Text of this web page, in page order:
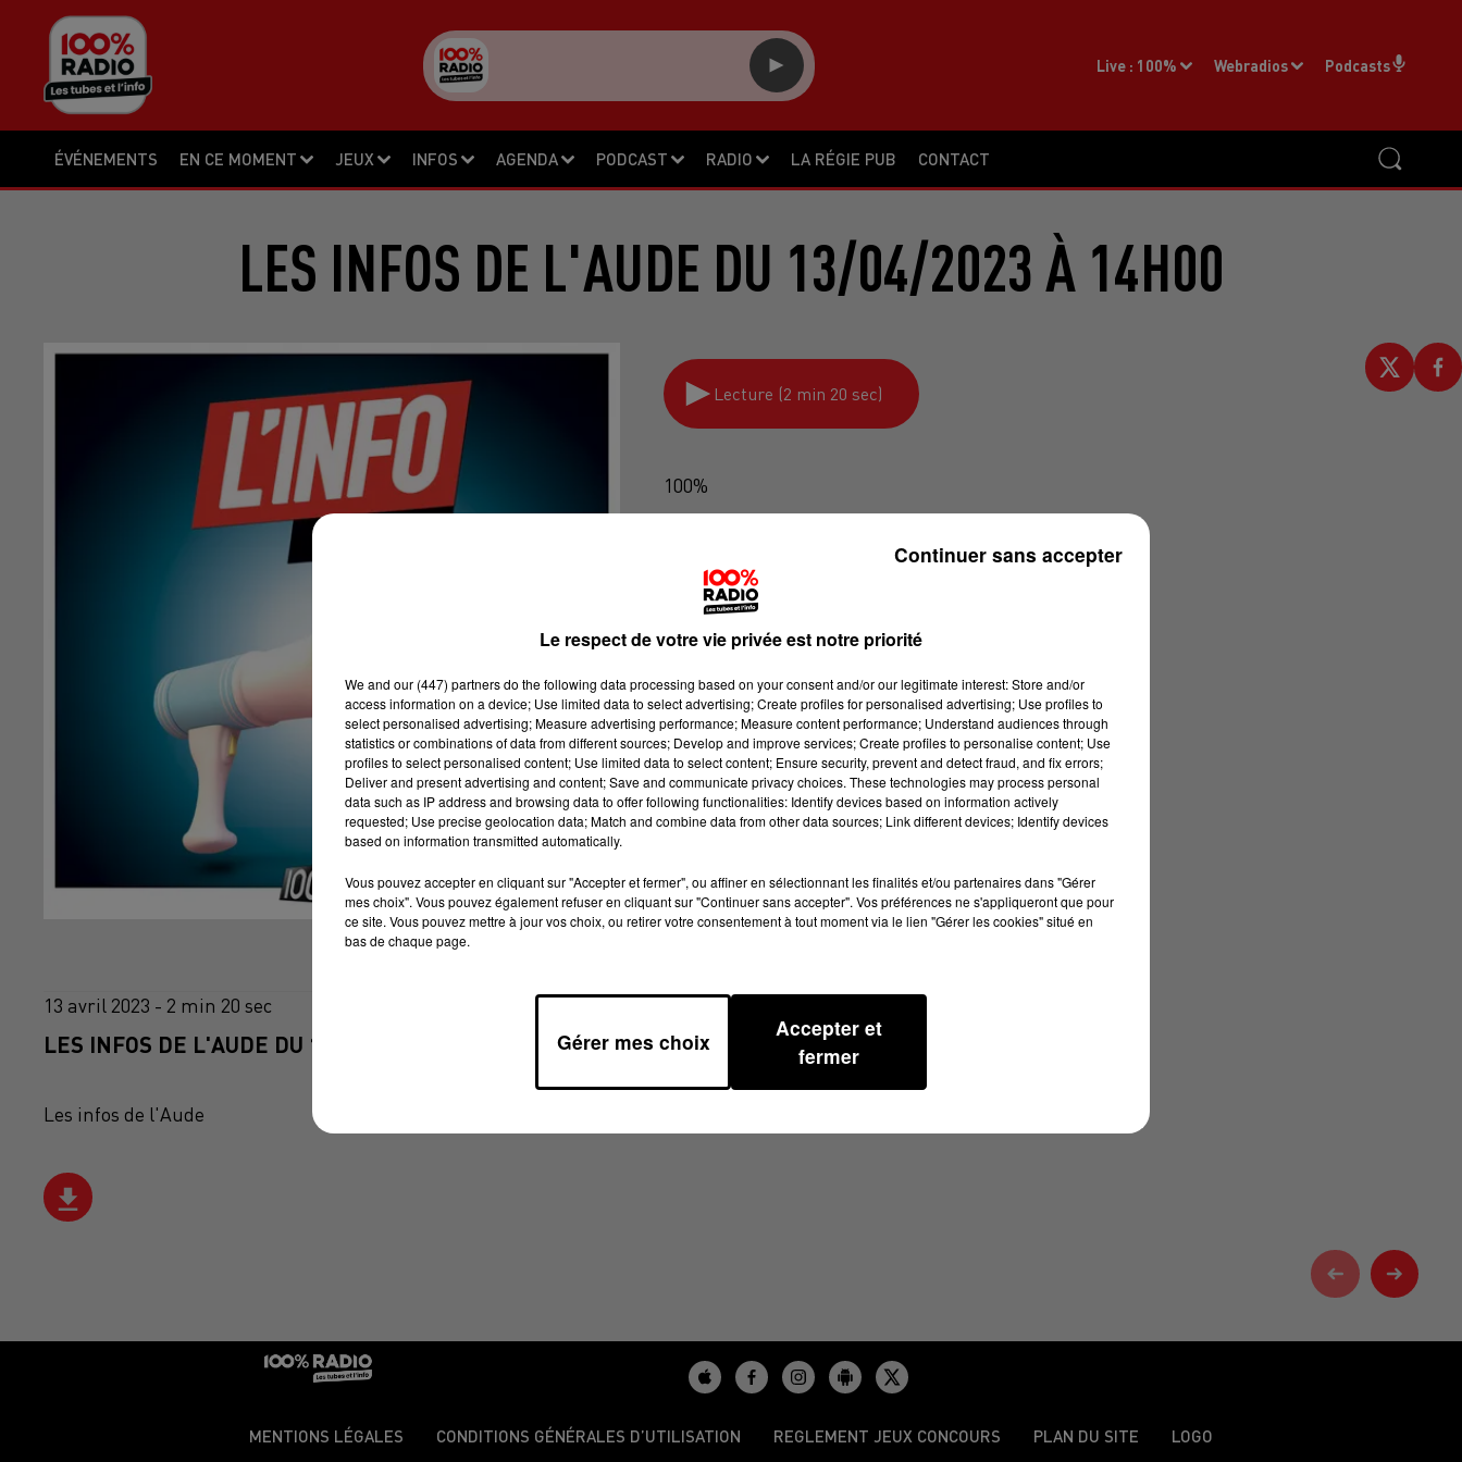
ÉVÉNEMENTS EN CE MOMENT JEUX INFOS AGENDA PODCAST RADIO LA RÉGIE PUB CONTACT
Live : 100% Webradios Podcasts
LES INFOS DE L'AUDE DU 13/04/2023 À 14H00
Lecture (2 min 20 sec)
100%
13 avril 2023 - 2 min 20 sec
LES INFOS DE L'AUDE DU 13/04/2023 À 14H00
Les infos de l'Aude
MENTIONS LÉGALES CONDITIONS GÉNÉRALES D’UTILISATION REGLEMENT JEUX CONCOURS PLAN DU SITE LOGO
Le respect de votre vie privée est notre priorité
We and our (447) partnersdo the following data processing based on your consent and/or our legitimate interest: Store and/or
access information on a device; Use limited data to select advertising; Create profiles for personalised advertising; Use profiles to
select personalised advertising; Measure advertising performance; Measure content performance; Understand audiences through
statistics or combinations of data from different sources; Develop and improve services; Create profiles to personalise content; Use
profiles to select personalised content; Use limited data to select content; Ensure security, prevent and detect fraud, and fix errors;
Deliver and present advertising and content; Save and communicate privacy choices. These technologies may process personal
data such as IP address and browsing data to offer following functionalities: Identify devices based on information actively
requested; Use precise geolocation data; Match and combine data from other data sources; Link different devices; Identify devices
based on information transmitted automatically.
Vous pouvez accepter en cliquant sur "Accepter et fermer", ou affiner en sélectionnant les finalités et/ou partenaires dans "Gérer
mes choix". Vous pouvez également refuser en cliquant sur "Continuer sans accepter". Vos préférences ne s'appliqueront que pour
ce site. Vous pouvez mettre à jour vos choix, ou retirer votre consentement à tout moment via le lien "Gérer les cookies" situé en
bas de chaque page.
Gérer mes choix
Accepter et
fermer
Continuer sans accepter